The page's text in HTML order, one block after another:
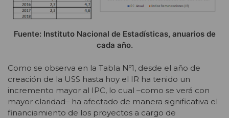
Fuente: Instituto Nacional de Estadísticas, anuarios de
cada año.
Como se observa en la Tabla Nº1, desde el año de
creación de la USS hasta hoy el IR ha tenido un
incremento mayor al IPC, lo cual –como se verá con
mayor claridad– ha afectado de manera significativa el
financiamiento de los proyectos a cargo de